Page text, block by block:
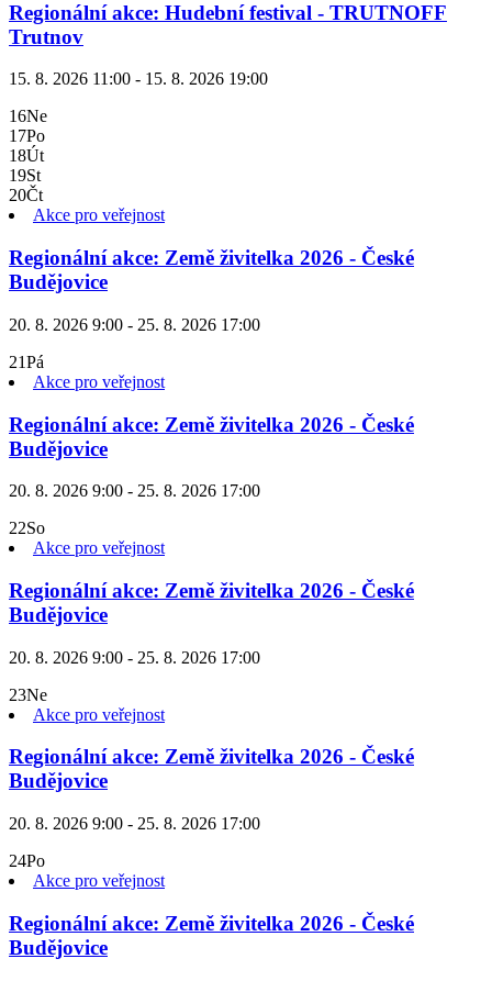
Regionální akce: Hudební festival - TRUTNOFF
Trutnov
15. 8. 2026 11:00 - 15. 8. 2026 19:00
16Ne
17Po
18Út
19St
20Čt
Akce pro veřejnost
Regionální akce: Země živitelka 2026 - České
Budějovice
20. 8. 2026 9:00 - 25. 8. 2026 17:00
21Pá
Akce pro veřejnost
Regionální akce: Země živitelka 2026 - České
Budějovice
20. 8. 2026 9:00 - 25. 8. 2026 17:00
22So
Akce pro veřejnost
Regionální akce: Země živitelka 2026 - České
Budějovice
20. 8. 2026 9:00 - 25. 8. 2026 17:00
23Ne
Akce pro veřejnost
Regionální akce: Země živitelka 2026 - České
Budějovice
20. 8. 2026 9:00 - 25. 8. 2026 17:00
24Po
Akce pro veřejnost
Regionální akce: Země živitelka 2026 - České
Budějovice